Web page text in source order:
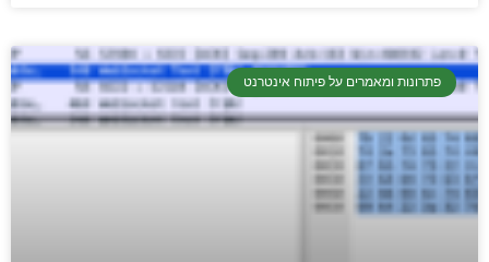
פתרונות ומאמרים על פיתוח אינטרנט